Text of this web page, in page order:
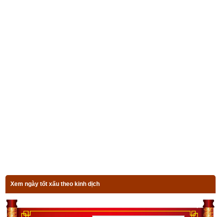
Am nhân lai báo hỷ, thất vật tại khôn phương
Hành nhân lập tiện chí, giao quan thậm thị cường
Xem ngày tốt xấu theo kinh dịch